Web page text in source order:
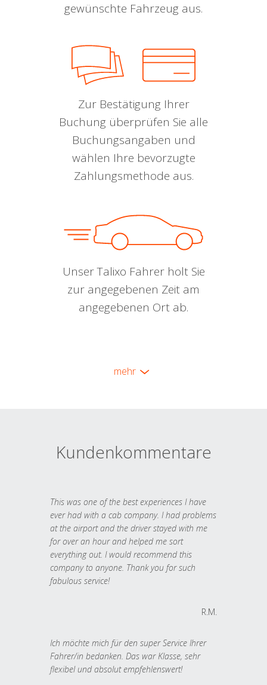
gewünschte Fahrzeug aus.
Zur Bestätigung Ihrer
Buchung überprüfen Sie alle
Buchungsangaben und
wählen Ihre bevorzugte
Zahlungsmethode aus.
Unser Talixo Fahrer holt Sie
zur angegebenen Zeit am
angegebenen Ort ab.
mehr
Kundenkommentare
This was one of the best experiences I have
ever had with a cab company. I had problems
at the airport and the driver stayed with me
for over an hour and helped me sort
everything out. I would recommend this
company to anyone. Thank you for such
fabulous service!
R.M.
Ich möchte mich für den super Service Ihrer
Fahrer/in bedanken. Das war Klasse, sehr
flexibel und absolut empfehlenswert!